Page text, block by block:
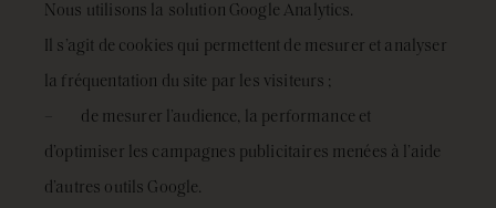
Nous utilisons la solution Google Analytics.
Il s’agit de cookies qui permettent de mesurer et analyser
la fréquentation du site par les visiteurs ;
– de mesurer l’audience, la performance et
d’optimiser les campagnes publicitaires menées à l’aide
d’autres outils Google.